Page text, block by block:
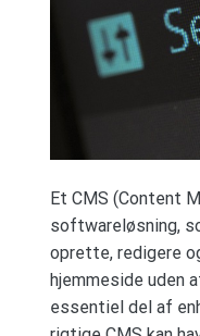
Et CMS (Content
softwareløsning,
oprette, redigere
hjemmeside uden
essentiel del af